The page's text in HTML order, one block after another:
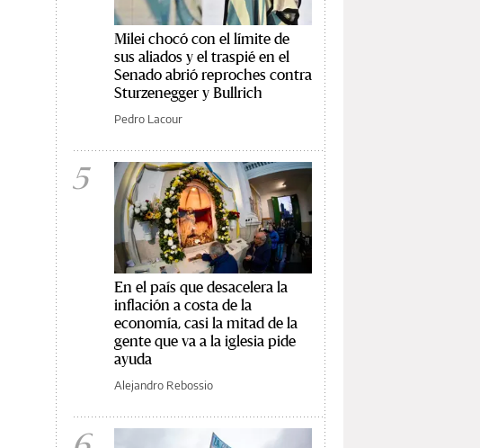
Milei chocó con el límite de
sus aliados y el traspié en el
Senado abrió reproches contra
Sturzenegger y Bullrich
Pedro Lacour
5
En el país que desacelera la
inflación a costa de la
economía, casi la mitad de la
gente que va a la iglesia pide
ayuda
Alejandro Rebossio